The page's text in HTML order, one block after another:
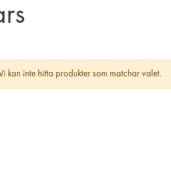
kan inte hitta produkter som matchar valet.